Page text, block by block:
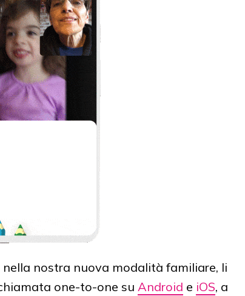
nostra nuova modalità familiare, li
one-to-one su Android e iOS, a